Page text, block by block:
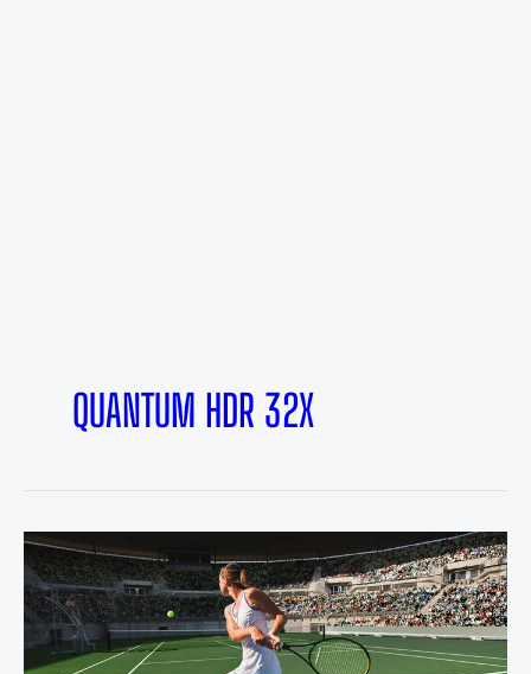
QUANTUM HDR 32X